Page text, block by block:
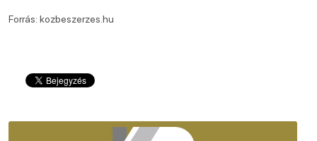
Forrás: kozbeszerzes.hu